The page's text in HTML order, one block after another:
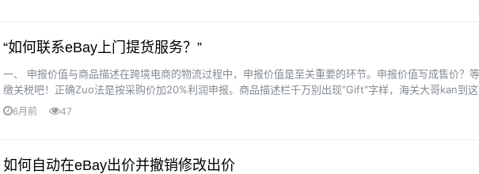
“如何联系eBay上门提货服务？”
一、 申报价值与商品描述在跨境电商的物流过程中，申报价值是至关重要的环节。申报价值写成售价？
缴关税吧！正确Zuo法是按采购价加20%利润申报。商品描述栏千万别出现"Gift"字样，海关大哥kan到这
键词，开箱检···
6月前 47
如何自动在eBay出价并撤销修改出价